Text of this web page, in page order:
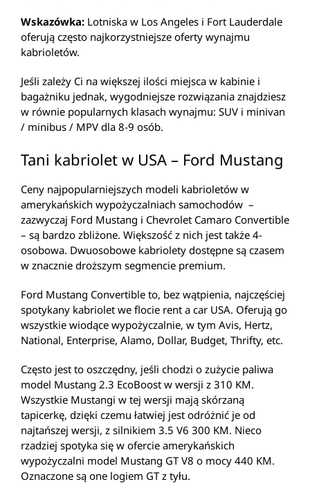
Wskazówka: Lotniska w Los Angeles i Fort Lauderdale
oferują często najkorzystniejsze oferty wynajmu
kabrioletów.
Jeśli zależy Ci na większej ilości miejsca w kabinie i
bagażniku jednak, wygodniejsze rozwiązania znajdziesz
w równie popularnych klasach wynajmu: SUV i minivan
/ minibus / MPV dla 8-9 osób.
Tani kabriolet w USA – Ford Mustang
Ceny najpopularniejszych modeli kabrioletów w
amerykańskich wypożyczalniach samochodów –
zazwyczaj Ford Mustang i Chevrolet Camaro Convertible
– są bardzo zbliżone. Większość z nich jest także 4-
osobowa. Dwuosobowe kabriolety dostępne są czasem
w znacznie droższym segmencie premium.
Ford Mustang Convertible to, bez wątpienia, najczęściej
spotykany kabriolet we flocie rent a car USA. Oferują go
wszystkie wiodące wypożyczalnie, w tym Avis, Hertz,
National, Enterprise, Alamo, Dollar, Budget, Thrifty, etc.
Często jest to oszczędny, jeśli chodzi o zużycie paliwa
model Mustang 2.3 EcoBoost w wersji z 310 KM.
Wszystkie Mustangi w tej wersji mają skórzaną
tapicerkę, dzięki czemu łatwiej jest odróżnić je od
najtańszej wersji, z silnikiem 3.5 V6 300 KM. Nieco
rzadziej spotyka się w ofercie amerykańskich
wypożyczalni model Mustang GT V8 o mocy 440 KM.
Oznaczone są one logiem GT z tyłu.